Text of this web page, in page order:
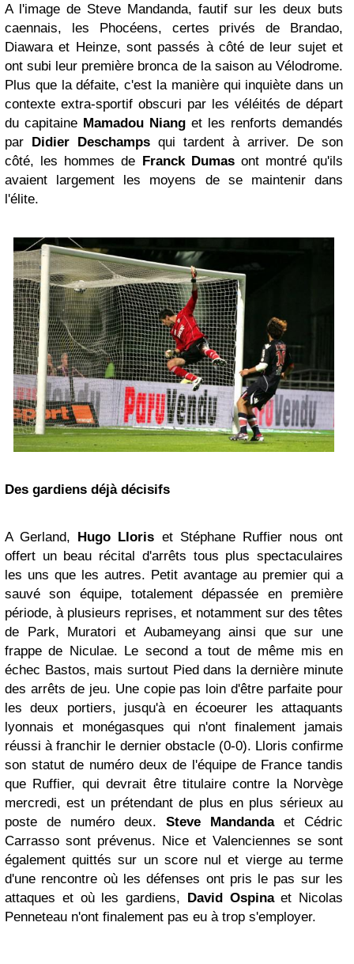
A l'image de Steve Mandanda, fautif sur les deux buts
caennais, les Phocéens, certes privés de Brandao,
Diawara et Heinze, sont passés à côté de leur sujet et
ont subi leur première bronca de la saison au Vélodrome.
Plus que la défaite, c'est la manière qui inquiète dans un
contexte extra-sportif obscuri par les véléités de départ
du capitaine Mamadou Niang et les renforts demandés
par Didier Deschamps qui tardent à arriver. De son
côté, les hommes de Franck Dumasont montré qu'ils
avaient largement les moyens de se maintenir dans
l'élite.
Des gardiens déjà décisifs
A Gerland, Hugo Lloris et Stéphane Ruffier nous ont
offert un beau récital d'arrêts tous plus spectaculaires
les uns que les autres. Petit avantage au premier qui a
sauvé son équipe, totalement dépassée en première
période, à plusieurs reprises, et notamment sur des têtes
de Park, Muratori et Aubameyang ainsi que sur une
frappe de Niculae. Le second a tout de même mis en
échec Bastos, mais surtout Pied dans la dernière minute
des arrêts de jeu. Une copie pas loin d'être parfaite pour
les deux portiers, jusqu'à en écoeurer les attaquants
lyonnais et monégasques qui n'ont finalement jamais
réussi à franchir le dernier obstacle (0-0). Lloris confirme
son statut de numéro deux de l'équipe de France tandis
que Ruffier, qui devrait être titulaire contre la Norvège
mercredi, est un prétendant de plus en plus sérieux au
poste de numéro deux. Steve Mandandaet Cédric
Carrasso sont prévenus. Nice et Valenciennes se sont
également quittés sur un score nul et vierge au terme
d'une rencontre où les défenses ont pris le pas sur les
attaques et où les gardiens, David Ospinaet Nicolas
Penneteau n'ont finalement pas eu à trop s'employer.